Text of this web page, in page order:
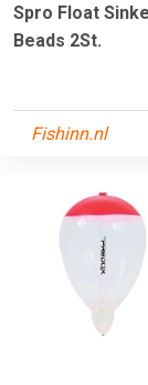
Spro Float
Beads 2St.
Fishinn.nl